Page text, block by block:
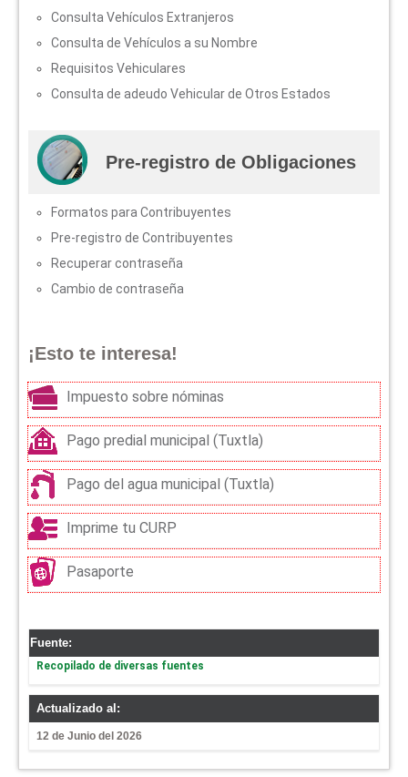
Consulta Vehículos Extranjeros
Consulta de Vehículos a su Nombre
Requisitos Vehiculares
Consulta de adeudo Vehicular de Otros Estados
Pre-registro de Obligaciones
Formatos para Contribuyentes
Pre-registro de Contribuyentes
Recuperar contraseña
Cambio de contraseña
¡Esto te interesa!
Impuesto sobre nóminas
Pago predial municipal (Tuxtla)
Pago del agua municipal (Tuxtla)
Imprime tu CURP
Pasaporte
Fuente:
Recopilado de diversas fuentes
Actualizado al:
12 de Junio del 2026